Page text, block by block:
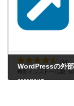
2020/03/17